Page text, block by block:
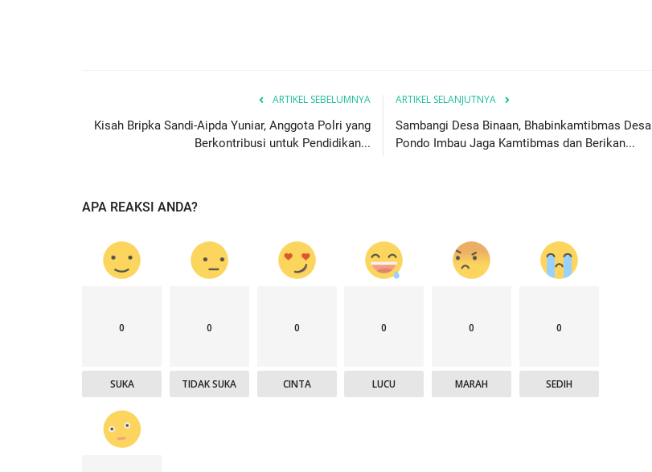
ARTIKEL SEBELUMNYA
Kisah Bripka Sandi-Aipda Yuniar, Anggota Polri yang
Berkontribusi untuk Pendidikan...
ARTIKEL SELANJUTNYA
Sambangi Desa Binaan, Bhabinkamtibmas Desa
Pondo Imbau Jaga Kamtibmas dan Berikan...
APA REAKSI ANDA?
0
SUKA
0
TIDAK SUKA
0
CINTA
0
LUCU
0
MARAH
0
SEDIH
Humas Polres Manggarai Barat Jun 26, 2023 1035 Humas Polres Manggarai Barat